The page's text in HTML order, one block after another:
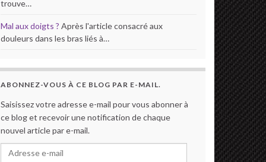
trouve…
Mal aux doigts ? Après l'article consacré aux
douleurs dans les bras liés à…
ABONNEZ-VOUS À CE BLOG PAR E-MAIL.
Saisissez votre adresse e-mail pour vous abonner à
ce blog et recevoir une notification de chaque
nouvel article par e-mail.
Adresse e-mail